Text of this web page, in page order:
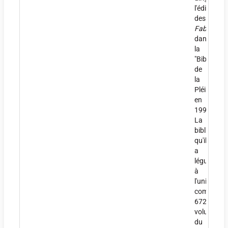
l'édition
des
Fables
dans
la
de
la
Pléiade"
en
1991.
La
qu'il
a
léguée
à
l'université
compte
672
volumes,
du